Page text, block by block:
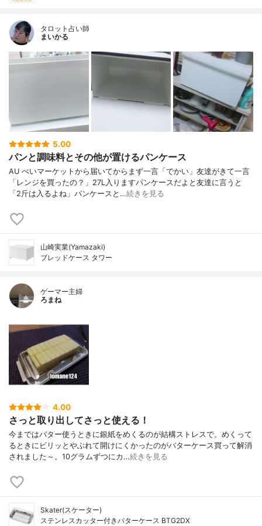
タロット占い師
まいかる
5.00
パンと調味料とその他が置けるパンケース
AU ぺいマーケットから届いてからまず一言「でかい」友達がきて一言
「レンジを買ったの？」27L入りますパンケースだよと友達に言うと
「2斤は入るよね」パンケースと…続きを見る
山崎実業(Yamazaki)
ブレッドケース タワー
ゲーマー主婦
ろまね
4.00
さっと取り出してさっと使える！
今まではバター使うときに銀紙をめくるのが結構ストレスで。めくって
るときにビリッとやぶれて開けにくかったのがバターケース買って解消
されました～。10グラムずつにカ…続きを見る
Skater(スケーター)
ステンレスカッター付きバターケース BTG2DX